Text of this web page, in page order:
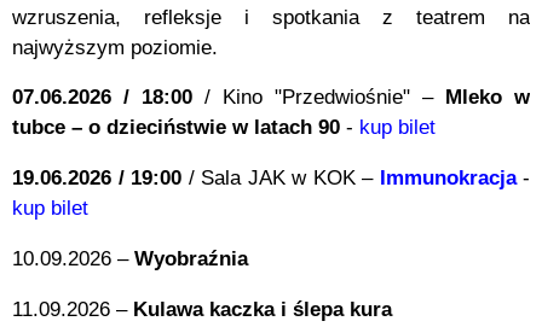
wzruszenia, refleksje i spotkania z teatrem na
najwyższym poziomie.
07.06.2026 / 18:00 / Kino "Przedwiośnie" –
Mleko w
tubce – o dzieciństwie w latach 90 - kup bilet
19.06.2026 / 19:00 / Sala JAK w KOK – Immunokracja-
kup bilet
10.09.2026 – Wyobraźnia
11.09.2026 – Kulawa kaczka i ślepa kura